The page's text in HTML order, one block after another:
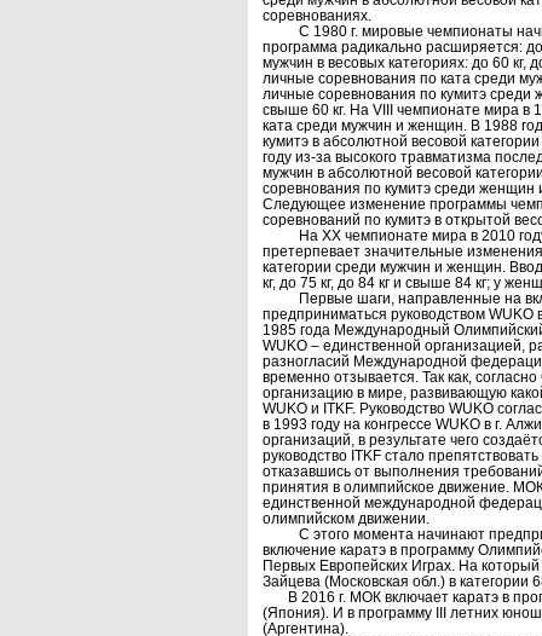
соревнованиях.
С 1980 г. мировые чемпионаты
программа радикально расширяется:
мужчин в весовых категориях: до 60 кг,
личные соревнования по ката среди
личные соревнования по кумитэ среди
свыше 60 кг. На VIII чемпионате мира в
ката среди мужчин и женщин. В 1988
кумитэ в абсолютной весовой
году из-за высокого травматизма
мужчин в абсолютной весовой
соревнования по кумитэ среди женщин
Следующее изменение программы
соревнований по кумитэ в открытой
На ХХ чемпионате мира в 2010 году
претерпевает значительные
категории среди мужчин и женщин.
кг, до 75 кг, до 84 кг и свыше 84 кг; у
Первые шаги, направленные на
предприниматься руководством WUKO
1985 года Международный
WUKO – единственной организацией,
разногласий Международной
временно отзывается. Так как,
организацию в мире, развивающую
WUKO и ITKF. Руководство WUKO
в 1993 году на конгрессе WUKO в г.
организаций, в результате чего
руководство ITKF стало
отказавшись от выполнения
принятия в олимпийское движение.
единственной международной
олимпийском движении.
С этого момента начинают
включение каратэ в программу
Первых Европейских Играх. На
Зайцева (Московская обл.) в категории
В 2016 г. МОК включает каратэ в
(Япония). И в программу III летних
(Аргентина).